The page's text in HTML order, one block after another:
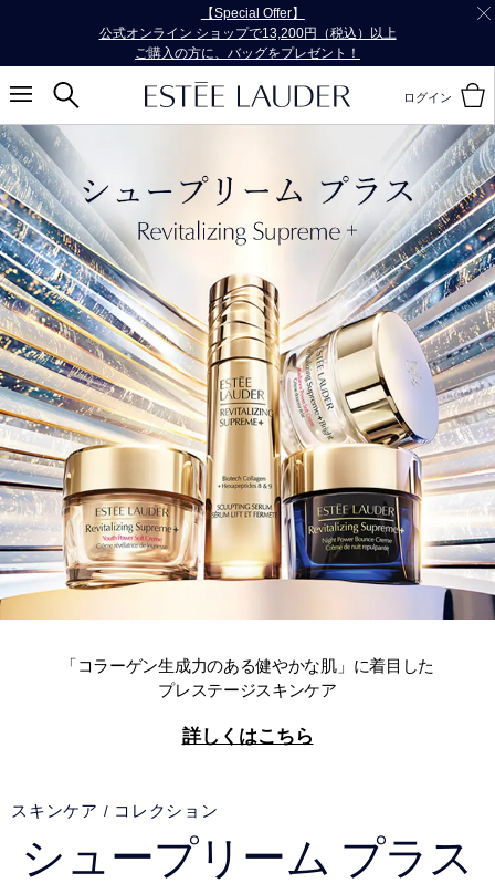
【Special Offer】
公式オンライン ショップで13,200円（税込）以上
ご購入の方に、バッグをプレゼント！
ログイン
「コラーゲン生成力のある健やかな肌」に着目した
プレステージスキンケア
詳しくはこちら
スキンケア コレクション
シュープリーム プラス